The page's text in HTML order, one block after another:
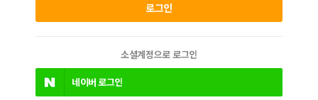
소셜계정으로 로그인
네이버로그인